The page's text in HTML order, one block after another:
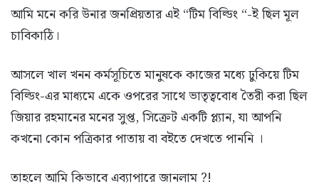
আমি মনে করি উনার জনপ্রিয়তার এই “টিম বিল্ডিং “-ই ছিল মূল
চাবিকাঠি।
আসলে খাল খনন কর্মসূচিতে মানুষকে কাজের মধ্যে ঢুকিয়ে টিম
বিল্ডিং-এর মাধ্যমে একে ওপরের সাথে ভাতৃত্ববোধ তৈরী করা ছিল
জিয়ার রহমানের মনের সুপ্ত, সিক্রেট একটি প্ল্যান, যা আপনি
কখনো কোন পত্রিকার পাতায় বা বইতে দেখতে পাননি ।
তাহলে আমি কিভাবে এব্যাপারে জানলাম ?!